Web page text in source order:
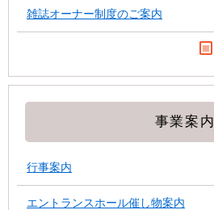
雑誌オーナー制度のご案内
事業案内
行事案内
エントランスホール催し物案内